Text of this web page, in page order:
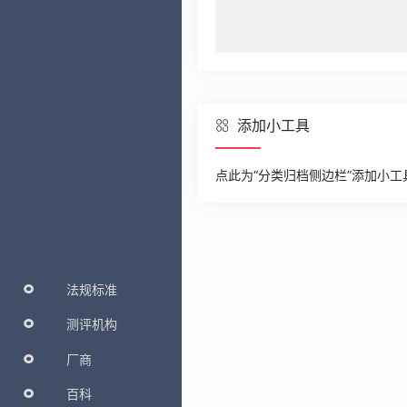
法规标准
测评机构
厂商
百科
添加小工具
点此为“分类归档侧边栏”添加小工